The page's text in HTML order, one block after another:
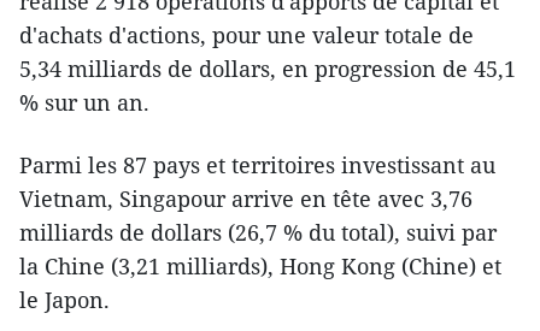
d'achats d'actions, pour une valeur totale de
5,34 milliards de dollars, en progression de 45,1
% sur un an.
Parmi les 87 pays et territoires investissant au
Vietnam, Singapour arrive en tête avec 3,76
milliards de dollars (26,7 % du total), suivi par
la Chine (3,21 milliards), Hong Kong (Chine) et
le Japon.